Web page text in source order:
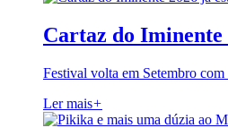
Cartaz do Iminente
Festival volta em Setembro com
Ler mais+